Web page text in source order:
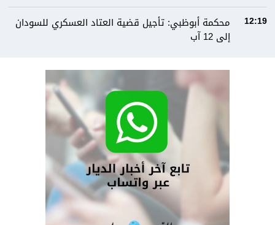
12:19
محكمة أبوظبي: تأجيل قضية العتاد العسكري للسودان
إلى 12 آب